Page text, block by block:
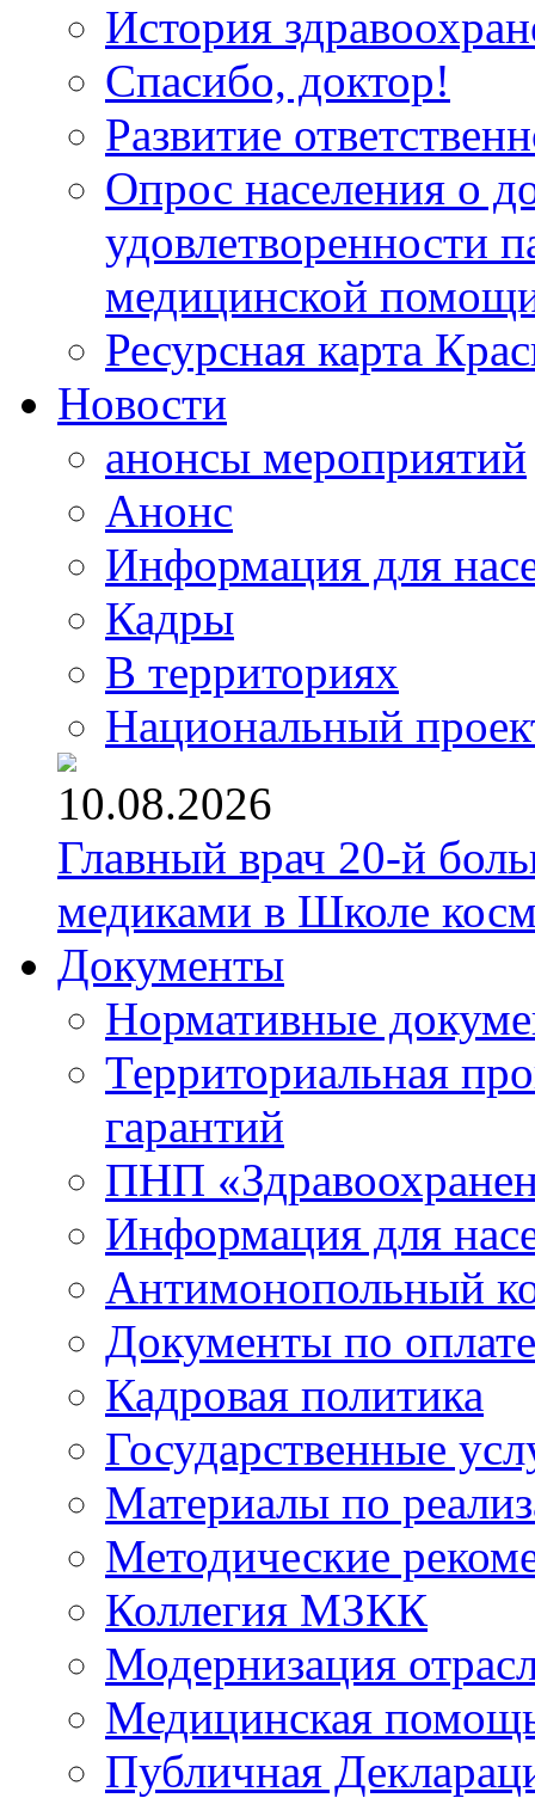
История
Спасибо, доктор!
Развитие
Опрос населения о
удовлетворенности
медицинской
Ресурсная карта
Новости
анонсы мероприятий
Анонс
Информация для
Кадры
В территориях
Национальный
10.08.2026
Главный врач 20-й
медиками в Школе
Документы
Нормативные
Территориальная
гарантий
ПНП
Информация для
Антимонопольный
Документы по
Кадровая политика
Государственные
Материалы по
Методические
Коллегия МЗКК
Модернизация
Медицинская
Публичная